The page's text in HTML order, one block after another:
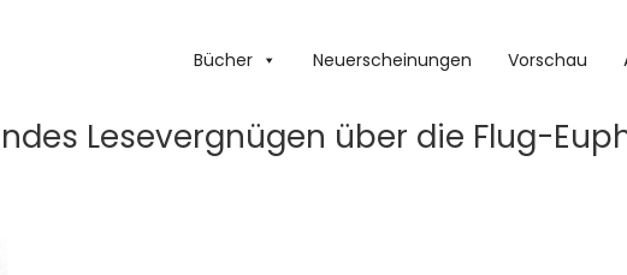
Bücher Neuerscheinungen Vorschau
Lesevergnügen über die Flug-